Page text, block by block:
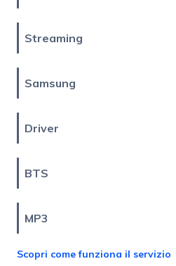
Streaming
Samsung
Driver
BTS
MP3
Scopri come funziona il servizio